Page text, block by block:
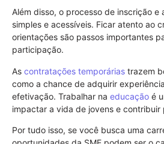
Além disso, o processo de inscrição e
simples e acessíveis. Ficar atento ao
orientações são passos importantes
participação.
As contratações temporárias trazem
como a chance de adquirir
efetivação. Trabalhar na educação é
impactar a vida de jovens e contribuir
Por tudo isso, se você busca uma